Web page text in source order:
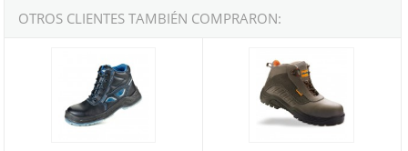
OTROS CLIENTES TAMBIÉN COMPRARON: